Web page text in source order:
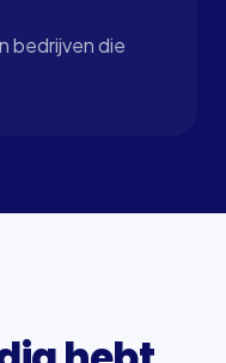
bedrijven die